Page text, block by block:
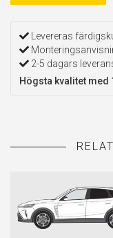
Levereras
2-5 dagars
Högsta kvalitet med